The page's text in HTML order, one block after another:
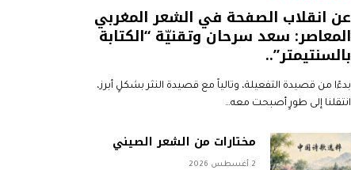
عن انقلاب الصفحة في الشعر المغربي
المعاصر: سعد سرحان وتقنيّة “الكتابة
بالسنتيمتر”..
بدءًا من قصيدة التفعيلة، وتالياً مع قصيدة النثر بشكلٍ أبرز،
انتقلنا إلى طورٍ أصبحت معه…
مختارات من الشعر الصيني
2 أغسطس 2026